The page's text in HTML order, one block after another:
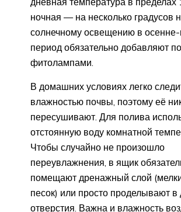
ночная — на несколько градусов
солнечному освещению в
период обязательно добавляют
фитолампами.
В домашних условиях легко
влажностью почвы, поэтому её
пересушивают. Для полива
отстоянную воду комнатной
Чтобы случайно не произошло
переувлажнения, в ящик
помещают дренажный слой
песок) или просто проделывают в
отверстия. Важна и влажность